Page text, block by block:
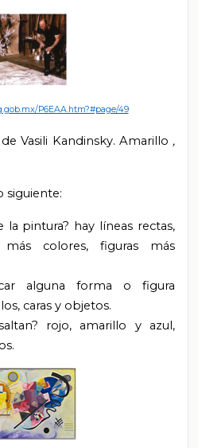
P6EAA.htm?#page/49
Vasili Kandinsky. Amarillo ,
siguiente:
la pintura? hay líneas rectas,
más colores, figuras más
alguna forma o figura
caras y objetos.
rojo, amarillo y azul,